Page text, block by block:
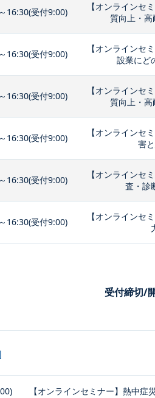
16:30(受付9:00)
【オンラインセ
質向上・
16:30(受付9:00)
【オンラインセ
設業にど
16:30(受付9:00)
【オンラインセ
質向上・
16:30(受付9:00)
【オンラインセ
害
16:30(受付9:00)
【オンラインセ
査・診
16:30(受付9:00)
【オンラインセ
受付締切/
【オンラインセミナー】熱中症